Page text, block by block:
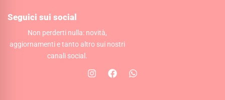
Seguici sui social
Non perderti nulla: novità,
aggiornamenti e tanto altro sui nostri
canali social.
I
F
a
W